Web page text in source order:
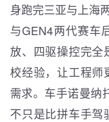
身跑完三亚与上海
与GEN4两代赛车
放、四驱操控完全
校经验，让工程师
需求。车手诺曼纳
不只是比拼车手驾